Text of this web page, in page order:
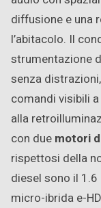
diffusione e una
l’abitacolo. Il
strumentazione
senza
comandi visibili
alla
con due motori
rispettosi della
diesel sono il
micro-ibrida e-